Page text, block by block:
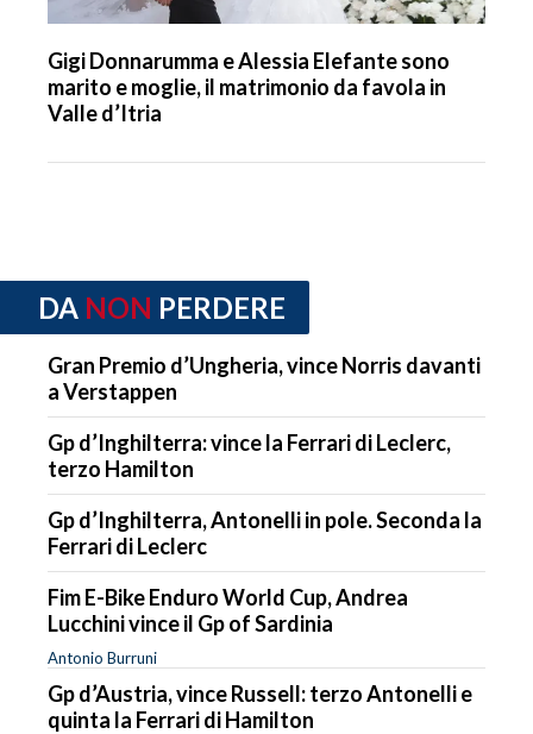
Gigi Donnarumma e Alessia Elefante sono
marito e moglie, il matrimonio da favola in
Valle d’Itria
DA NON PERDERE
Gran Premio d’Ungheria, vince Norris davanti
a Verstappen
Gp d’Inghilterra: vince la Ferrari di Leclerc,
terzo Hamilton
Gp d’Inghilterra, Antonelli in pole. Seconda la
Ferrari di Leclerc
Fim E-Bike Enduro World Cup, Andrea
Lucchini vince il Gp of Sardinia
Antonio Burruni
Gp d’Austria, vince Russell: terzo Antonelli e
quinta la Ferrari di Hamilton